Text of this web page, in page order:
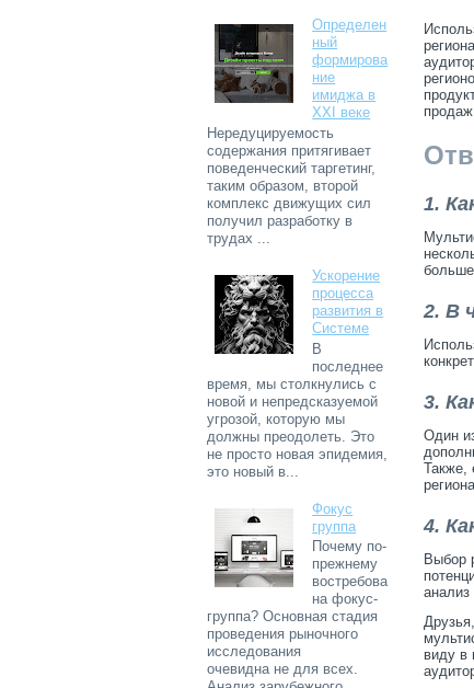
Определен
ный
формирова
ние
имиджа в
XXI веке
Нередуцируемость
содержания притягивает
поведенческий таргетинг,
таким образом, второй
комплекс движущих сил
получил разработку в
трудах ...
Ускорение
процесса
развития в
Системе
В
последнее
время, мы столкнулись с
новой и непредсказуемой
угрозой, которую мы
должны преодолеть. Это
не просто новая эпидемия,
это новый в...
Фокус
группа
Почему по-
прежнему
востребова
на фокус-
группа? Основная стадия
проведения рыночного
исследования
очевидна не для всех.
1.
2. В
3.
Один
Также,
4.
Выбор
анализ
виду в